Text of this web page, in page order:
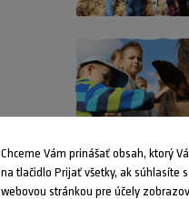
Chceme Vám prinášať obsah, ktorý
na tlačidlo Prijať všetky, ak súhlasíte
webovou stránkou pre účely